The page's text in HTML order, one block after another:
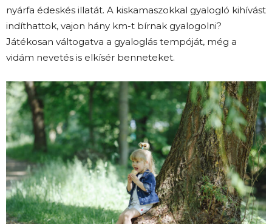
nyárfa édeskés illatát. A kiskamaszokkal gyalogló kihívást
indíthattok, vajon hány km-t bírnak gyalogolni?
Játékosan váltogatva a gyaloglás tempóját, még a
vidám nevetés is elkísér benneteket.